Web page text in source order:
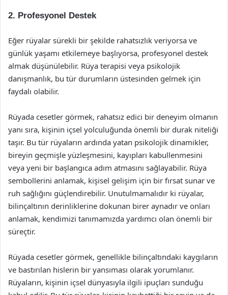
2. Profesyonel Destek
Eğer rüyalar sürekli bir şekilde rahatsızlık veriyorsa ve
günlük yaşamı etkilemeye başlıyorsa, profesyonel destek
almak düşünülebilir. Rüya terapisi veya psikolojik
danışmanlık, bu tür durumların üstesinden gelmek için
faydalı olabilir.
Rüyada cesetler görmek, rahatsız edici bir deneyim olmanın
yanı sıra, kişinin içsel yolculuğunda önemli bir durak niteliği
taşır. Bu tür rüyaların ardında yatan psikolojik dinamikler,
bireyin geçmişle yüzleşmesini, kayıpları kabullenmesini
veya yeni bir başlangıca adım atmasını sağlayabilir. Rüya
sembollerini anlamak, kişisel gelişim için bir fırsat sunar ve
ruh sağlığını güçlendirebilir. Unutulmamalıdır ki rüyalar,
bilinçaltının derinliklerine dokunan birer aynadır ve onları
anlamak, kendimizi tanımamızda yardımcı olan önemli bir
süreçtir.
Rüyada cesetler görmek, genellikle bilinçaltındaki kaygıların
ve bastırılan hislerin bir yansıması olarak yorumlanır.
Rüyaların, kişinin içsel dünyasıyla ilgili ipuçları sunduğu